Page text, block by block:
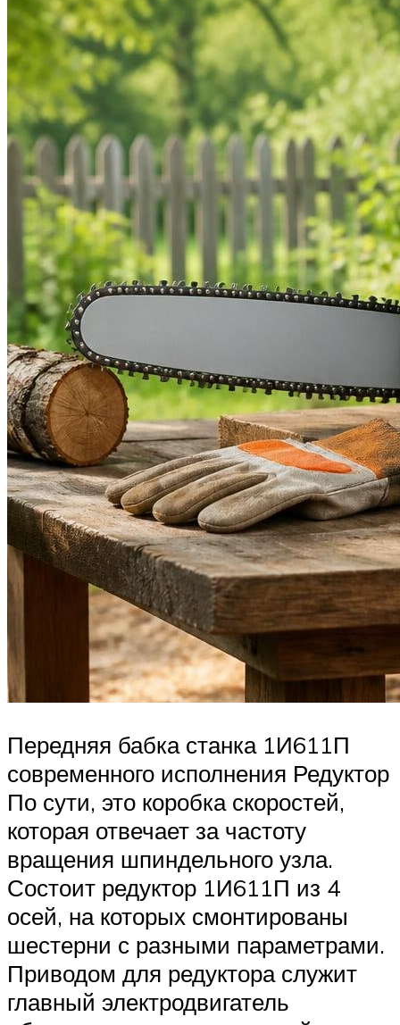
Передняя бабка станка 1И611П
современного исполнения Редуктор
По сути, это коробка скоростей,
которая отвечает за частоту
вращения шпиндельного узла.
Состоит редуктор 1И611П из 4
осей, на которых смонтированы
шестерни с разными параметрами.
Приводом для редуктора служит
главный электродвигатель